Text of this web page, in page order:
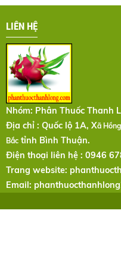
LIÊN HỆ
Nhóm: Phân Thuốc Thanh
Địa chỉ : Quốc lộ 1A, Xã
Bắc tỉnh Bình Thuận.
Điện thoại liên hệ : 0946
Trang website:
Email: